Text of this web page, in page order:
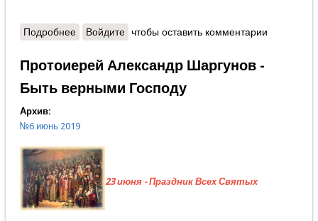
Подробнеео Владимир Басенков - Уроки преподобного
Войдите чтобы оставить комментарии
Протоиерей Александр Шаргунов -
Быть верными Господу
Архив:
№6 июнь 2019
23 июня - Праздник Всех Святых